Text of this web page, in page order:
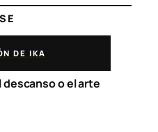
DE IKA
o el arte